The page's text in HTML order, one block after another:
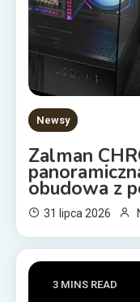
Newsy
Zalman
obudowa z
31 lipca 2026
3 MINS READ